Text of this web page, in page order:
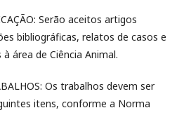
Serão aceitos artigos
bibliográficas, relatos de casos e
área de Ciência Animal.
Os trabalhos devem ser
itens, conforme a Norma